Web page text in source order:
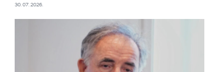
30. 07. 2026.